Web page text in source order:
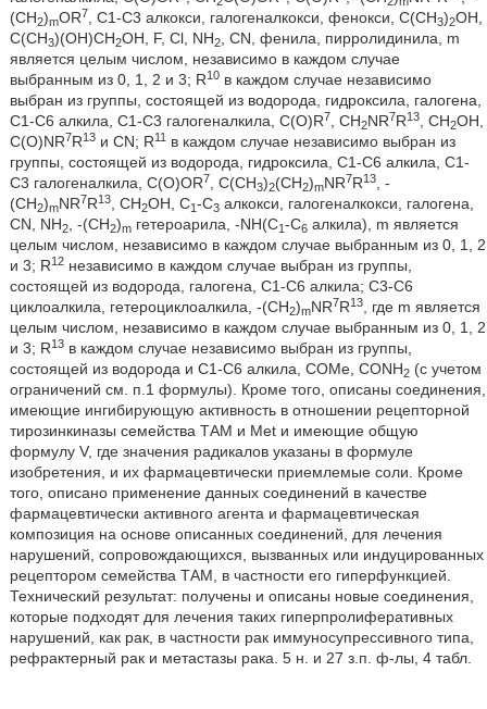
(CH2)mOR7 , C1-C3 алкокси, галогеналкокси, фенокси, С(СН3)2ОН,
С(СН3)(ОН)СН2ОН, F, Cl, NH2, CN, фенила, пирролидинила, m
является целым числом, независимо в каждом случае
выбранным из 0, 1, 2 и 3; R10в каждом случае независимо
выбран из группы, состоящей из водорода, гидроксила, галогена,
С1-С6 алкила, С1-С3 галогеналкила, C(O)R7 , CH2NR7R13, CH2OH,
C(O)NR7R13и CN; R11в каждом случае независимо выбран из
группы, состоящей из водорода, гидроксила, С1-С6 алкила, С1-
С3 галогеналкила, C(O)OR7 , C(CH3)2(CH2)mNR7R13, -
(CH2)mNR7R13, CH2OH, C1-C3алкокси, галогеналкокси, галогена,
CN, NH2, -(CH2)mгетероарила, -NH(C1-C6алкила), m является
целым числом, независимо в каждом случае выбранным из 0, 1, 2
и 3; R12независимо в каждом случае выбран из группы,
состоящей из водорода, галогена, С1-С6 алкила; С3-С6
циклоалкила, гетероциклоалкила, -(CH2)mNR7R13, где m является
целым числом, независимо в каждом случае выбранным из 0, 1, 2
и 3; R13в каждом случае независимо выбран из группы,
состоящей из водорода и С1-С6 алкила, СОМе, CONH2(с учетом
ограничений см. п.1 формулы). Кроме того, описаны соединения,
имеющие ингибирующую активность в отношении рецепторной
тирозинкиназы семейства ТАМ и Met и имеющие общую
формулу V, где значения радикалов указаны в формуле
изобретения, и их фармацевтически приемлемые соли. Кроме
того, описано применение данных соединений в качестве
фармацевтически активного агента и фармацевтическая
композиция на основе описанных соединений, для лечения
нарушений, сопровождающихся, вызванных или индуцированных
рецептором семейства ТАМ, в частности его гиперфункцией.
Технический результат: получены и описаны новые соединения,
которые подходят для лечения таких гиперпролиферативных
нарушений, как рак, в частности рак иммуносупрессивного типа,
рефрактерный рак и метастазы рака. 5 н. и 27 з.п. ф-лы, 4 табл.